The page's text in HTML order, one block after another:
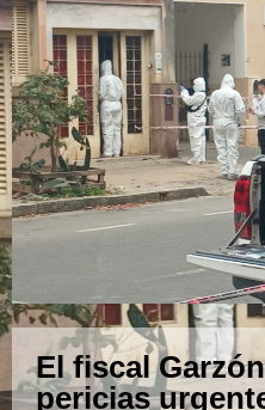
El fiscal
pericias